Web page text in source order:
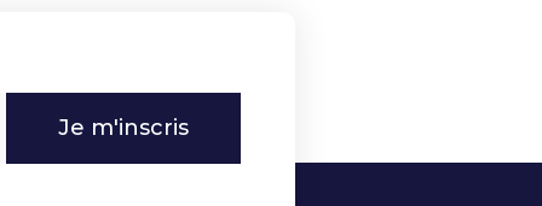
Je m'inscris